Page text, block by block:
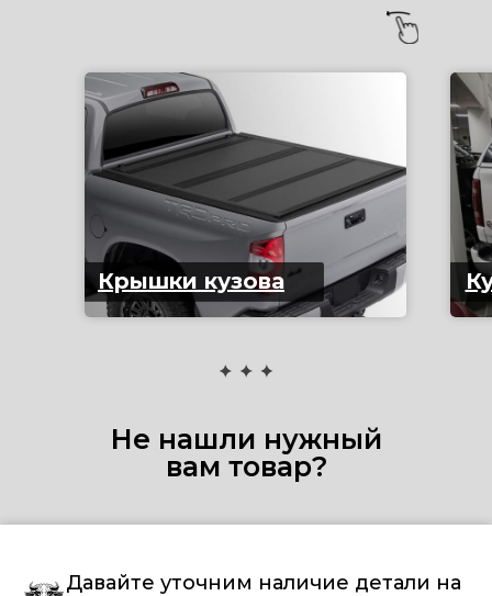
Крышки кузова
Не нашли нужный
вам товар?
Давайте уточним наличие детали на